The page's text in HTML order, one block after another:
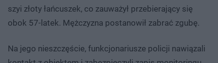
szyi złoty łańcuszek, co zauważył przebierający się
obok 57-latek. Mężczyzna postanowił zabrać zgubę.
Na jego nieszczęście, funkcjonariusze policji nawiązali